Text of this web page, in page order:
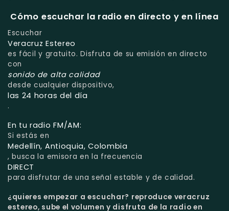
Cómo escuchar la radio en directo y en línea
Escuchar
Veracruz Estereo
es fácil y gratuito. Disfruta de su emisión en directo
con
sonido de alta calidad
desde cualquier dispositivo,
las 24 horas del día
.
En tu radio FM/AM:
Si estás en
Medellín, Antioquia, Colombia
, busca la emisora en la frecuencia
DIRECT
para disfrutar de una señal estable y de calidad.
¿quieres empezar a escuchar? reproduce veracruz
estereo, sube el volumen y disfruta de la radio en